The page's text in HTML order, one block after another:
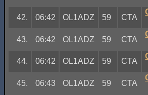
42. 06:42 OL1ADZ 59 CTA
43. 06:42 OL1ADZ 59 CTA
44. 06:42 OL1ADZ 59 CTA
45. 06:43 OL1ADZ 59 CTA